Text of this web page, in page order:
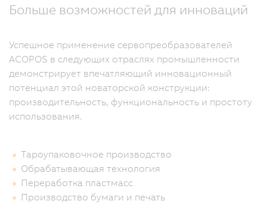
Больше возможностей для инноваций
Успешное применение сервопреобразователей
ACOPOS в следующих отраслях промышленности
демонстрирует впечатляющий инновационный
потенциал этой новаторской конструкции:
производительность, функциональность и простоту
использования.
Тароупаковочное производство
Обрабатывающая технология
Переработка пластмасс
Производство бумаги и печать